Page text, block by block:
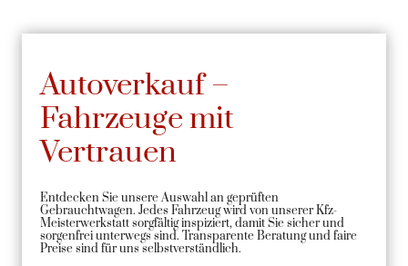
Autoverkauf –
Fahrzeuge mit
Vertrauen
Entdecken Sie unsere Auswahl an geprüften
Gebrauchtwagen. Jedes Fahrzeug wird von unserer Kfz-
Meisterwerkstatt sorgfältig inspiziert, damit Sie sicher und
sorgenfrei unterwegs sind. Transparente Beratung und faire
Preise sind für uns selbstverständlich.